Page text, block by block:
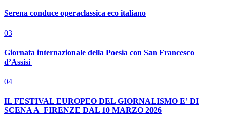
Serena conduce operaclassica eco italiano
03
Giornata internazionale della Poesia con San Francesco
d’Assisi
04
IL FESTIVAL EUROPEO DEL GIORNALISMO E’ DI
SCENA A FIRENZE DAL 10 MARZO 2026